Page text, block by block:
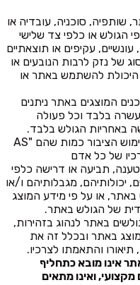
סוכניה, עובדיה או
הגולש או כלפי צד שלישי
עונשיים, עקיפים או תוצאתיים
של נזק לרבות הנובעים או
היכולת להשתמש באתר או
המוצגים באתר ניתנים
בלבד וכל פעולה
באחריות הגולש בלבד.
התכנים באתר מוצעים לשימוש הציבור כמות שהם "AS
תביעה או דרישה כלפי
יכולותיהם, מגבלותיהם ו/או
או על פי מידע המוצג
של הגולש באתר.
באתר לנהוג בזהירות,
באתר ובכלל זה את
והתאמתו לצרכיו.
אינו מובא כתחליף
ואינו מתאים